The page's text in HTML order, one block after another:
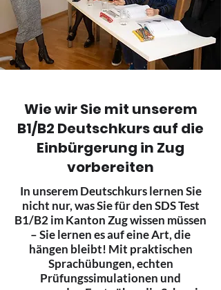
Wie wir Sie mit unserem
B1/B2 Deutschkurs auf die
Einbürgerung in Zug
vorbereiten
In unserem Deutschkurs lernen Sie
nicht nur, was Sie für den SDS Test
B1/B2 im Kanton Zug wissen müssen
– Sie lernen es auf eine Art, die
hängen bleibt! Mit praktischen
Sprachübungen, echten
Prüfungssimulationen und